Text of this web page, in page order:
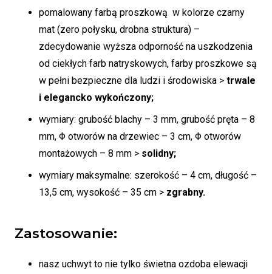
pomalowany farbą proszkową w kolorze czarny
mat (zero połysku, drobna struktura) –
zdecydowanie wyższa odporność na uszkodzenia
od ciekłych farb natryskowych, farby proszkowe są
w pełni bezpieczne dla ludzi i środowiska > trwale
i elegancko wykończony;
wymiary: grubość blachy – 3 mm, grubość pręta – 8
mm, Φ otworów na drzewiec – 3 cm, Φ otworów
montażowych – 8 mm > solidny;
wymiary maksymalne: szerokość – 4 cm, długość –
13,5 cm, wysokość – 35 cm > zgrabny.
Zastosowanie:
nasz uchwyt to nie tylko świetna ozdoba elewacji